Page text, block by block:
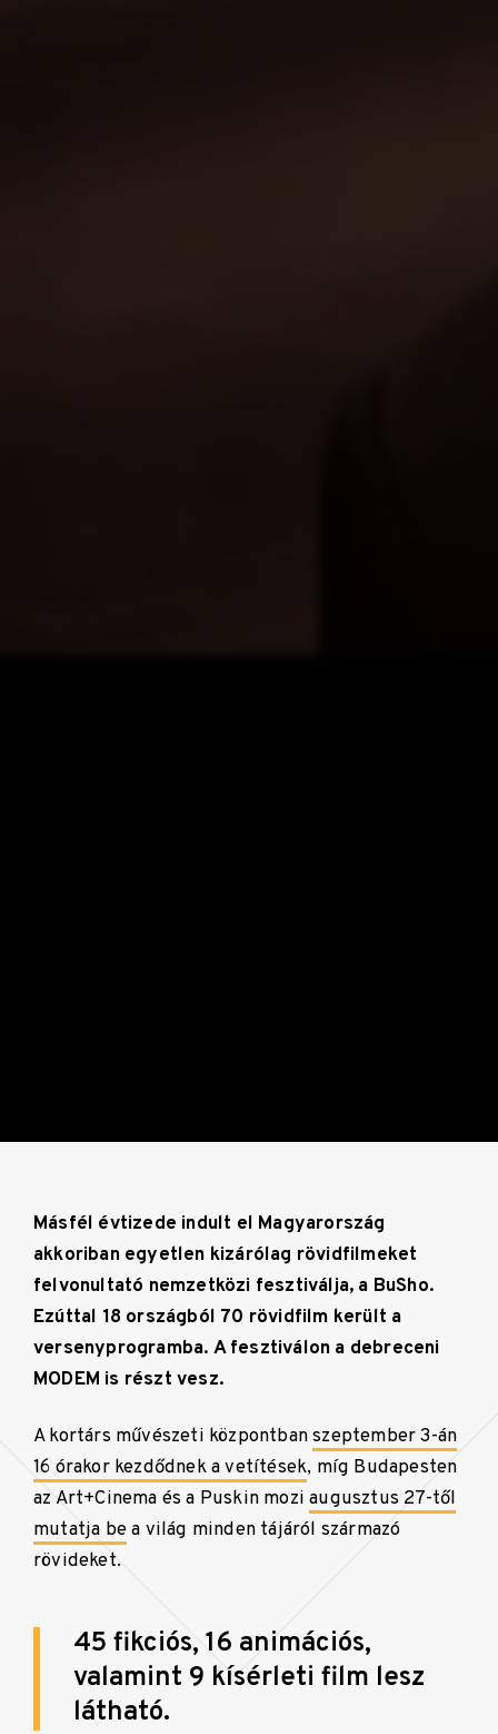
Másfél évtizede indult el Magyarország
akkoriban egyetlen kizárólag rövidfilmeket
felvonultató nemzetközi fesztiválja, a BuSho.
Ezúttal 18 országból 70 rövidfilm került a
versenyprogramba. A fesztiválon a debreceni
MODEM is részt vesz.
A kortárs művészeti központbanszeptember 3-án
16 órakor kezdődnek a vetítések, míg Budapesten
az Art+Cinema és a Puskin moziaugusztus 27-től
mutatja bea világ minden tájáról származó
rövideket.
45 fikciós, 16 animációs,
valamint 9 kísérleti film lesz
látható.